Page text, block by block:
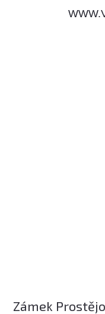
Zámek